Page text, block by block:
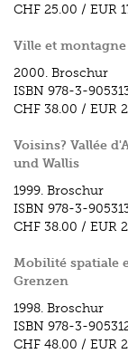
CHF 25.00 / EUR
Ville et
2000. Broschur
ISBN 978-3-
CHF 38.00 / EUR
Voisins? Vallée
und Wallis
1999. Broschur
ISBN 978-3-
CHF 38.00 / EUR
Mobilité spatiale
Grenzen
1998. Broschur
ISBN 978-3-
CHF 48.00 / EUR